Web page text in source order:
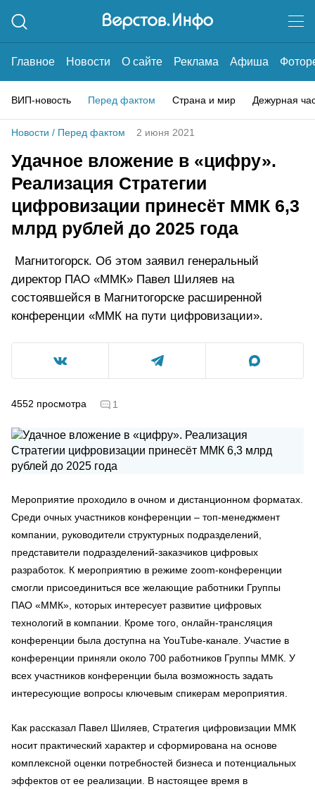
Главное Новости О сайте Реклама Афиша
ВИП-новость Перед фактом Страна и мир Дежурная
Новости / Перед фактом 2 июня 2021
Удачное вложение в «цифру».
Реализация Стратегии
цифровизации принесёт ММК 6,3
млрд рублей до 2025 года
Магнитогорск. Об этом заявил генеральный
директор ПАО «ММК» Павел Шиляев на
состоявшейся в Магнитогорске расширенной
конференции «ММК на пути цифровизации».
4552 просмотра 1
Мероприятие проходило в очном и дистанционном форматах.
Среди очных участников конференции – топ-менеджмент
компании, руководители структурных подразделений,
представители подразделений-заказчиков цифровых
разработок. К мероприятию в режиме zoom-конференции
смогли присоединиться все желающие работники Группы
ПАО «ММК», которых интересует развитие цифровых
технологий в компании. Кроме того, онлайн-трансляция
конференции была доступна на YouTube-канале. Участие в
конференции приняли около 700 работников Группы ММК. У
всех участников конференции была возможность задать
интересующие вопросы ключевым спикерам мероприятия.
Как рассказал Павел Шиляев, Стратегия цифровизации ММК
носит практический характер и сформирована на основе
комплексной оценки потребностей бизнеса и потенциальных
эффектов от ее реализации. В настоящее время в